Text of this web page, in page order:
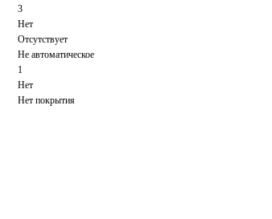
3
Нет
Отсутствует
Не автоматическое
1
Нет
Нет покрытия